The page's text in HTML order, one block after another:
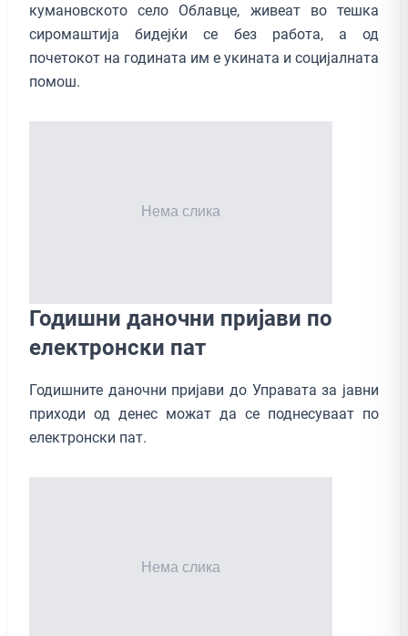
кумановското село Облавце, живеат во тешкa
сиромаштија бидејќи се без работа, а од
почетокот на годината им е укината и социјалната
помош.
Годишни даночни пријави по
електронски пат
Годишните даночни пријави до Управата за јавни
приходи од денес можат да се поднесуваат по
електронски пат.